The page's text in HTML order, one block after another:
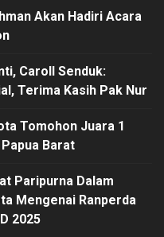
Akan Hadiri Acara
Caroll Senduk:
Terima Kasih Pak Nur
Tomohon Juara 1
Barat
Paripurna Dalam
Mengenai Ranperda
2025